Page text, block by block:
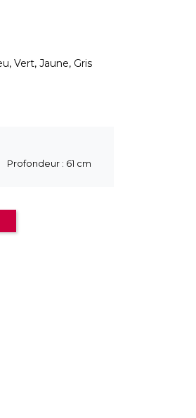
Vert, Jaune, Gris
Profondeur : 61 cm